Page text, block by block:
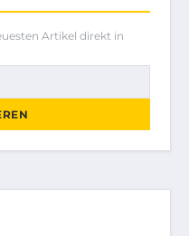
Artikel direkt in